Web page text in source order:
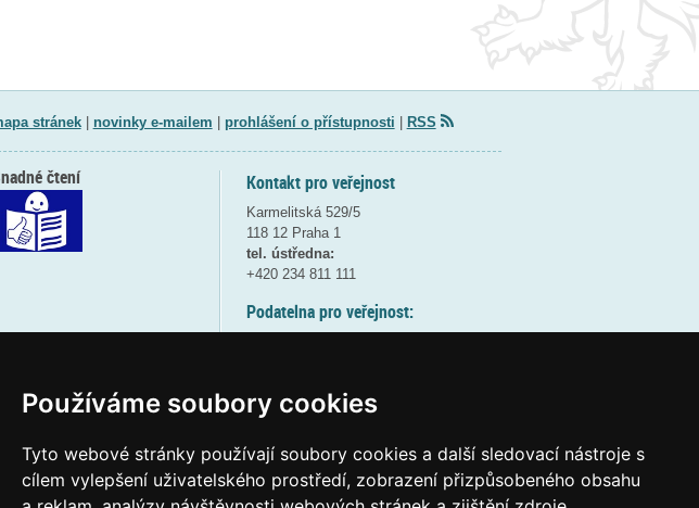
Používáme soubory cookies
Tyto webové stránky používají soubory cookies a další sledovací nástroje s
cílem vylepšení uživatelského prostředí, zobrazení přizpůsobeného obsahu
stránek| novinky e-mailem prohlášení o přístupnosti RSS
Kontakt pro veřejnost
Karmelitská 529/5
118 12 Praha 1
tel. ústředna:
+420 234 811 111
Podatelna pro veřejnost:
(více informací
Elektronická podatelna:
čtení